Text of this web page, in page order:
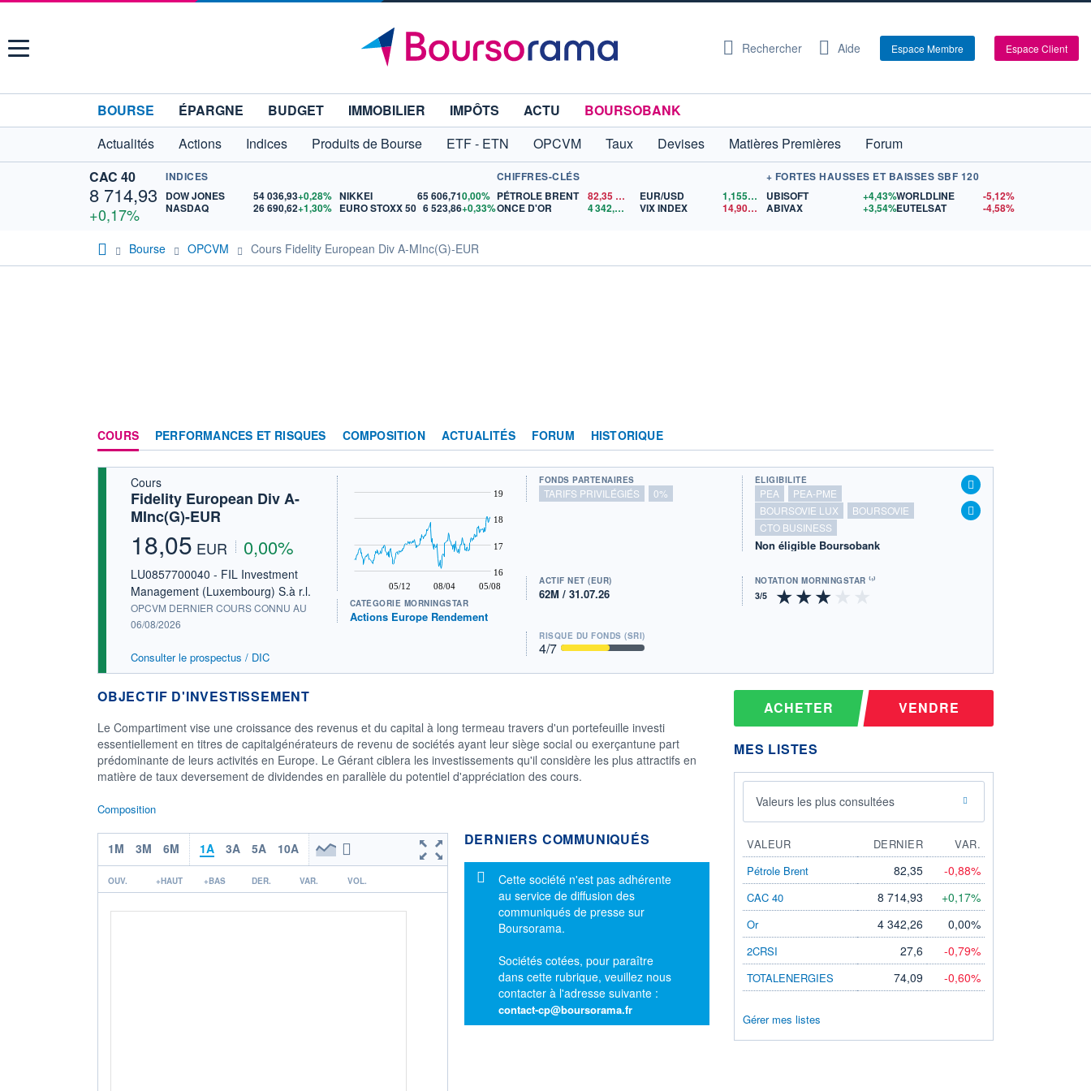
Menu Rechercher Aide Espace Membre Espace Client
BOURSE ÉPARGNE BUDGET IMMOBILIER IMPÔTS ACTU
BOURSOBANK
Actualités
Actions Indices Produits de Bourse ETF - ETN OPCVM Taux Devises Matières Premières
Forum
CAC 40
8 714,93
+0,17%
INDICES
DOW JONES
54 036,93+0,28%
NASDAQ
26 690,62+1,30%
NIKKEI 65 606,710,00%
EURO STOXX 50 6 523,86+0,33%
CHIFFRES-CLÉS
PÉTROLE BRENT
82,35
ONCE D'OR
4 342,26 $US
EUR/USD 1,1559$US
VIX INDEX
14,90
$US
+ FORTES HAUSSES ET BAISSES SBF 120
UBISOFT
+4,43%
ABIVAX
+3,54%
WORLDLINE
-5,12%
EUTELSAT
-4,58%
Bourse OPCVM Cours Fidelity European Div A-MInc(G)-EUR
COURS PERFORMANCES ET RISQUES COMPOSITION ACTUALITÉS FORUM HISTORIQUE
Cours
Fidelity European Div A-
MInc(G)-EUR
18,05 EUR 0,00%
LU0857700040 - FIL Investment
Management (Luxembourg) S.à r.l.
OPCVM DERNIER COURS CONNU AU
06/08/2026
Consulter le prospectus / DIC
05/12 08/04 05/08
16
17
18
19
CATÉGORIE MORNINGSTAR
Actions Europe Rendement
FONDS PARTENAIRES
TARIFS PRIVILÉGIÉS 0%
ÉLIGIBILITÉ
PEA
PEA-PME
BOURSOVIE LUX
BOURSOVIE
CTO BUSINESS
Non éligible Boursobank
ACTIF NET (EUR)
62M / 31.07.26
NOTATION MORNINGSTAR ⁽¹⁾
RISQUE DU FONDS (SRI)
4/7
OBJECTIF D'INVESTISSEMENT
Le Compartiment vise une croissance des revenus et du capital à long termeau travers d'un portefeuille investi
essentiellement en titres de capitalgénérateurs de revenu de sociétés ayant leur siège social ou exerçantune part
prédominante de leurs activités en Europe. Le Gérant ciblera les investissements qu'il considère les plus attractifs en
matière de taux deversement de dividendes en parallèle du potentiel d'appréciation des cours.
Composition
1M 3M 6M 1A 3A 5A 10A
OUV. +HAUT +BAS DER. VAR. VOL.
DERNIERS COMMUNIQUÉS
Message d'information
Cette société n'est pas adhérente
au service de diffusion des
communiqués de presse sur
Boursorama.
Sociétés cotées, pour paraître
dans cette rubrique, veuillez nous
contacter à l'adresse suivante :
contact-cp@boursorama.fr
ACHETER VENDRE
MES LISTES
Valeurs les plus consultées
VALEUR DERNIER
VAR.
Pétrole Brent
82,35 -0,88%
CAC 40 8 714,93 +0,17%
Or 4 342,26 0,00%
2CRSI 27,6 -0,79%
TOTALENERGIES 74,09 -0,60%
Gérer mes listes